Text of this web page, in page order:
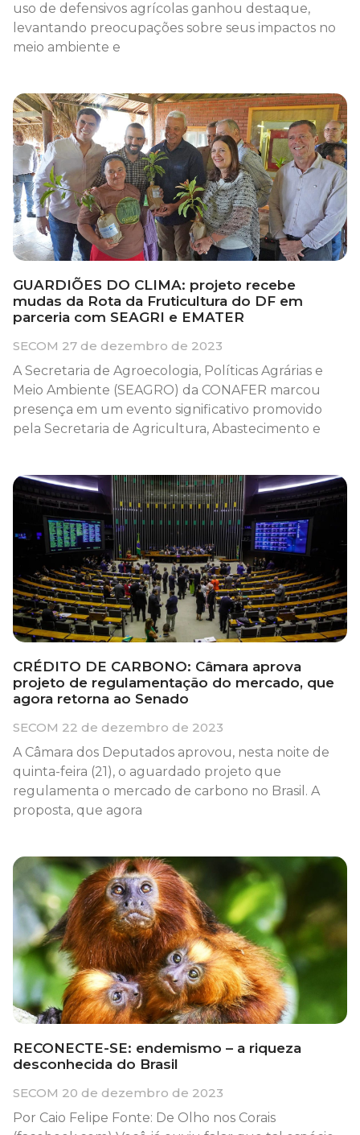
uso de defensivos agrícolas ganhou destaque,
levantando preocupações sobre seus impactos no
meio ambiente e
GUARDIÕES DO CLIMA: projeto recebe
mudas da Rota da Fruticultura do DF em
parceria com SEAGRI e EMATER
SECOM 27 de dezembro de 2023
A Secretaria de Agroecologia, Políticas Agrárias e
Meio Ambiente (SEAGRO) da CONAFER marcou
presença em um evento significativo promovido
pela Secretaria de Agricultura, Abastecimento e
CRÉDITO DE CARBONO: Câmara aprova
projeto de regulamentação do mercado, que
agora retorna ao Senado
SECOM 22 de dezembro de 2023
A Câmara dos Deputados aprovou, nesta noite de
quinta-feira (21), o aguardado projeto que
regulamenta o mercado de carbono no Brasil. A
proposta, que agora
RECONECTE-SE: endemismo – a riqueza
desconhecida do Brasil
SECOM 20 de dezembro de 2023
Por Caio Felipe Fonte: De Olho nos Corais